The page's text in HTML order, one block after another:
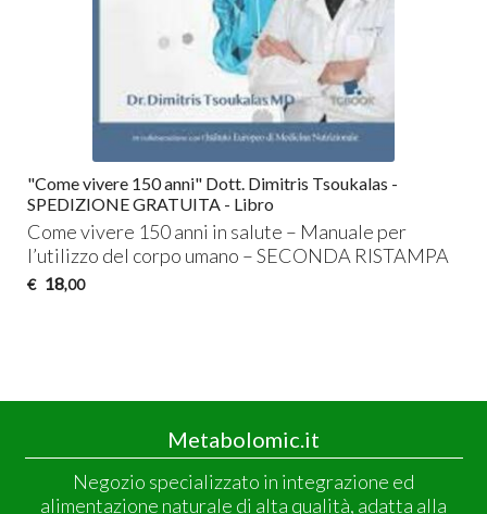
"Come vivere 150 anni" Dott. Dimitris Tsoukalas -
SPEDIZIONE GRATUITA - Libro
Come vivere 150 anni in salute – Manuale per
l’utilizzo del corpo umano –SECONDA RISTAMPA
€ 18,00
Metabolomic.it
Negozio specializzato in integrazione ed
alimentazione naturale di alta qualità, adatta alla